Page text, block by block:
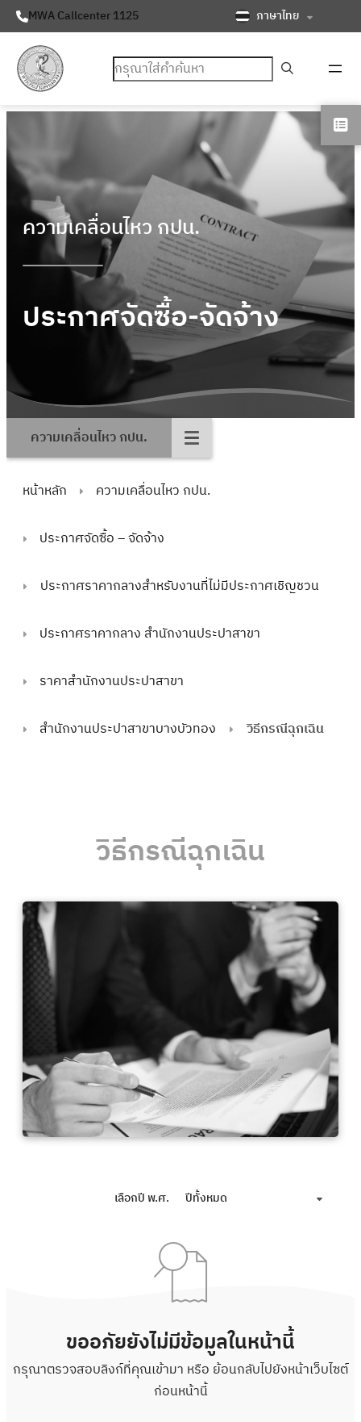
MWA Callcenter 1125 ภาษาไทย
ค้นหา
ความเคลื่อนไหว กปน.
ประกาศจัดซื้อ-จัดจ้าง
ความเคลื่อนไหว กปน.
หน้าหลัก ความเคลื่อนไหว กปน.
ประกาศจัดซื้อ – จัดจ้าง
ประกาศราคากลางสำหรับงานที่ไม่มีประกาศเชิญชวน
ประกาศราคากลาง สำนักงานประปาสาขา
ราคาสำนักงานประปาสาขา
สำนักงานประปาสาขาบางบัวทอง วิธีกรณีฉุกเฉิน
วิธีกรณีฉุกเฉิน
เลือกปี พ.ศ. ปีทั้งหมด
ขออภัยยังไม่มีข้อมูลในหน้านี้
กรุณาตรวจสอบลิงก์ที่คุณเข้ามา หรือ ย้อนกลับไปยังหน้าเว็บไซต์
ก่อนหน้านี้